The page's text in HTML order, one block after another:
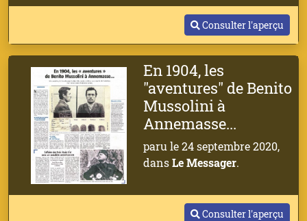
Consulter l'aperçu
En 1904, les
"aventures" de Benito
Mussolini à
Annemasse...
paru le 24 septembre 2020,
dansLe Messager.
Consulter l'aperçu